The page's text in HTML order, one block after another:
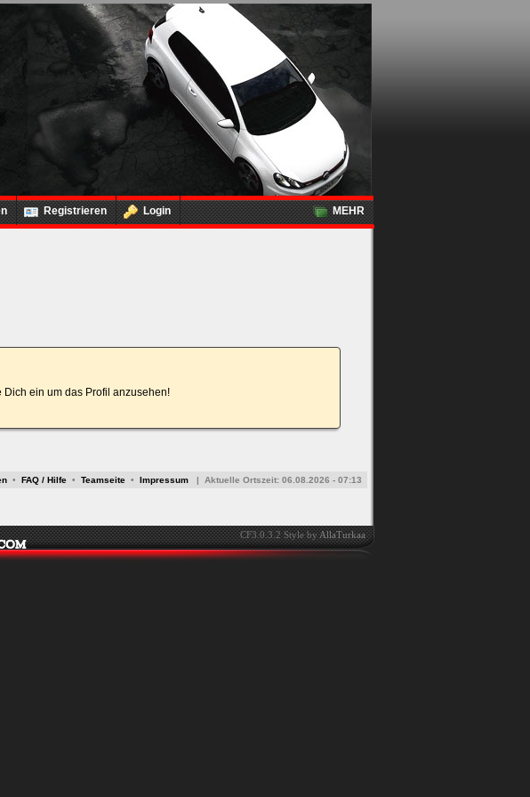
Registrieren Login MEHR
ein um das Profil anzusehen!
• FAQ / Hilfe • Teamseite • Impressum | Aktuelle Ortszeit: 06.08.2026 - 07:13
CF3.0.3.2 Style byAllaTurkaa